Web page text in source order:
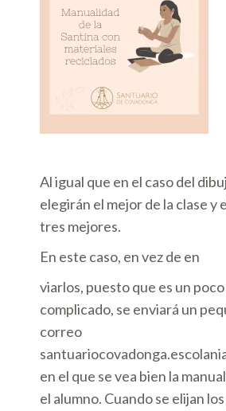
Al igual que en el caso del
elegirán el mejor de la clase y
tres mejores.
En este caso, en vez de en
viarlos, puesto que es un poco
complicado, se enviará un
correo
en el que se vea bien la
el alumno. Cuando se elijan